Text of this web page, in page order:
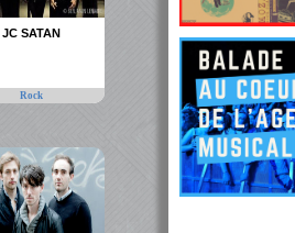
JC SATAN
Rock